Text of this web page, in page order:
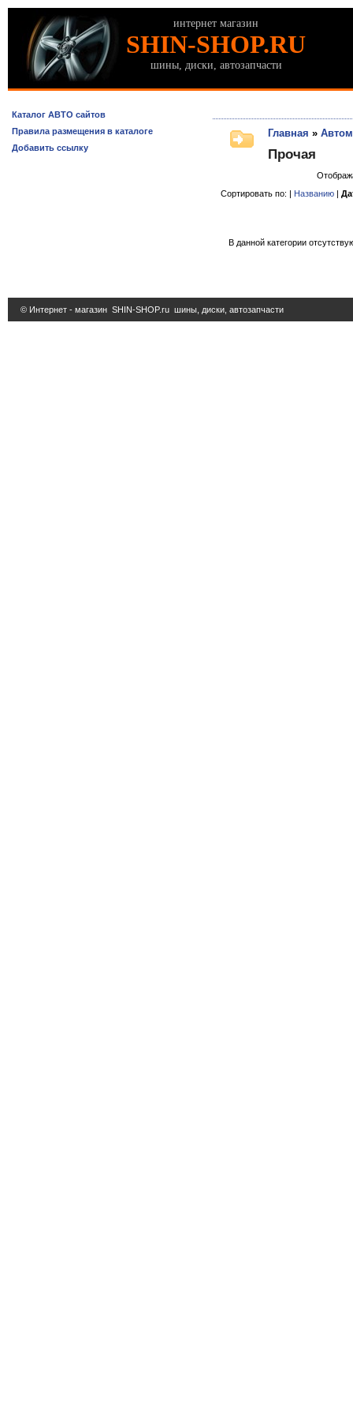
интернет магазин
SHIN-SHOP.RU
шины, диски, автозапчасти
Каталог АВТО сайтов
Правила размещения в каталоге
Добавить ссылку
Главная »
Прочая
Сортировать по: | Названию |
В данной категории
© Интернет - магазин SHIN-SHOP.ru шины, диски, автозапчасти